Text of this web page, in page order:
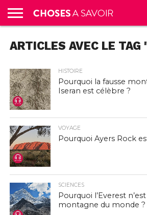
CULTURE
G.
SCIENCES
SANTÉ
HISTOIRE
ÉCONOMIE
INCROYABLE
!
TECH
AUTRES
S’ABONNER
AUX
CONTACT
A
PROPOS
ARTICLES AVEC LE TAG
HISTOIRE
Pourquoi la fausse
Iseran est célèbre ?
VOYAGE
Pourquoi Ayers Rock
SCIENCES
Pourquoi l’Everest
montagne du monde ?